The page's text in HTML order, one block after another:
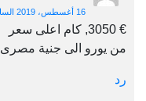
16 أغسطس، 2019 الساعة 2:53 ص
€ 3050, كام اعلى سعر
من يورو الى جنية مصرى
رد